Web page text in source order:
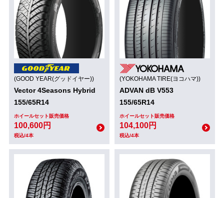
(GOOD YEAR(グッドイヤー))
Vector 4Seasons Hybrid
155/65R14
ホイールセット販売価格
100,600円
税込/4本
(YOKOHAMA TIRE(ヨコハマ))
ADVAN dB V553
155/65R14
ホイールセット販売価格
104,100円
税込/4本